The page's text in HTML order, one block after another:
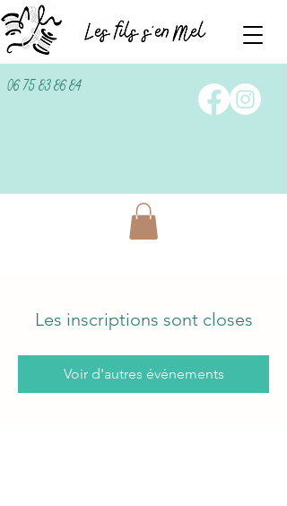
06 75 83 86 84
Les inscriptions sont closes
Voir d'autres événements